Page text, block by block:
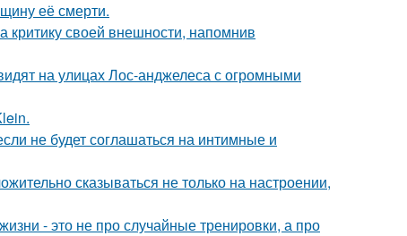
её смерти.
критику своей внешности, напомнив
на улицах Лос-анджелеса с огромными
не будет соглашаться на интимные и
сказываться не только на настроении,
- это не про случайные тренировки, а про